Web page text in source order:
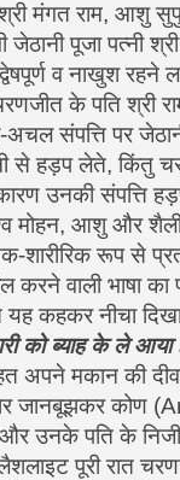
मंगत राम, आशु
पूजा पत्नी
व नाखुश रहने
के पति श्री
संपत्ति पर
से हड़प लेते,
उनकी संपत्ति
मोहन, आशु और
रूप से
वाली भाषा का
यह कहकर नीचा
को ब्याह के ले आया
मकान की
जानबूझकर कोण
उनके पति के
पूरी रात